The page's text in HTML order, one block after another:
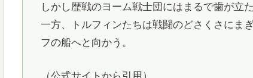
しかし歴戦のヨーム戦士団にはまるで歯が立
一方、トルフィンたちは戦闘のどさくさにま
フの船へと向かう。
（公式サイトから引用）